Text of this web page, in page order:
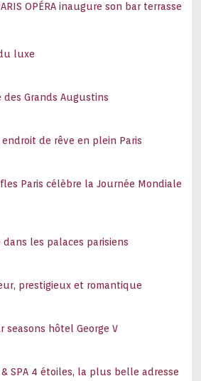
OPÉRA inaugure son bar terrasse
luxe
des Grands Augustins
endroit de rêve en plein Paris
Paris célèbre la Journée Mondiale
dans les palaces parisiens
prestigieux et romantique
seasons hôtel George V
SPA 4 étoiles, la plus belle adresse